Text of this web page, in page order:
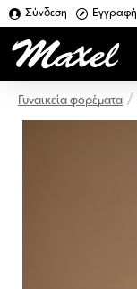
Σύνδεση Εγγραφή
Γυναικεία φορέματα